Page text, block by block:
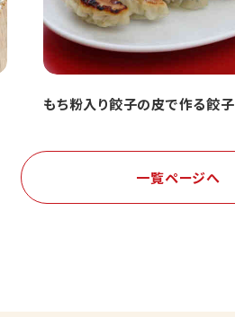
もち粉入り餃子の皮で作る餃子
一覧ページへ